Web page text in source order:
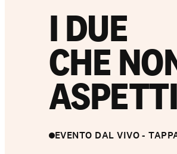
I DUE
CHE
EVENTO DAL VIVO -